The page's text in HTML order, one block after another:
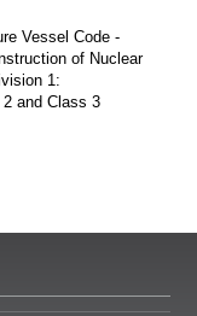
Vessel Code -
of Nuclear
1:
and Class 3